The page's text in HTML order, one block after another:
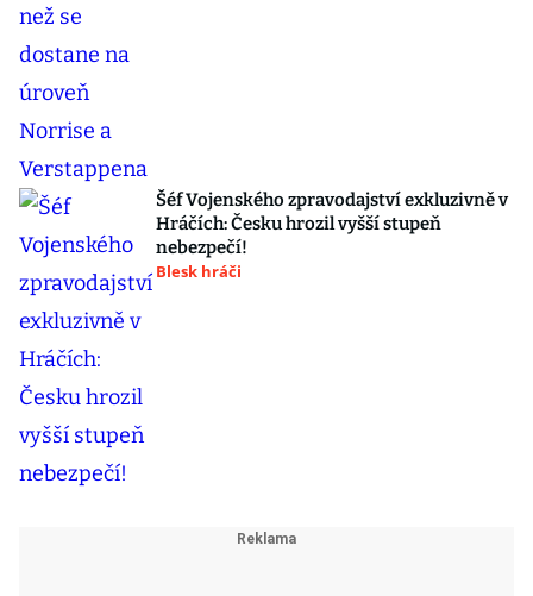
Šéf Vojenského zpravodajství exkluzivně v
Hráčích: Česku hrozil vyšší stupeň
nebezpečí!
Blesk hráči